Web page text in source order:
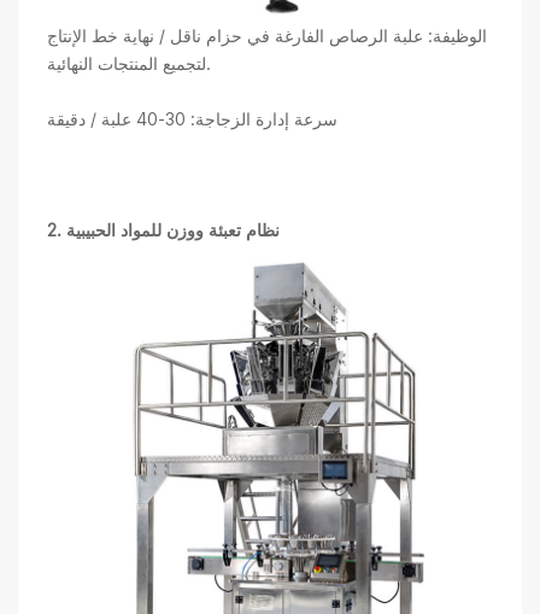
الوظيفة: علبة الرصاص الفارغة في حزام ناقل / نهاية خط الإنتاج
لتجميع المنتجات النهائية.
سرعة إدارة الزجاجة: 30-40 علبة / دقيقة
2. نظام تعبئة ووزن للمواد الحبيبية